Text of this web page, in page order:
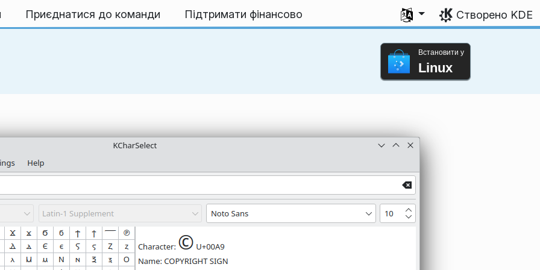
Приєднатися до команди Підтримати фінансово
Виберіть мову
Створено KDE
Встановити у
Linux